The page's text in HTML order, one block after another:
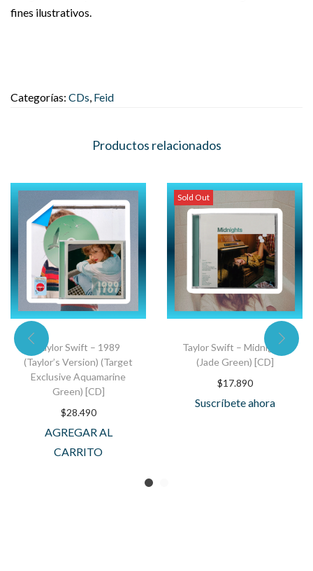
fines ilustrativos.
Categorías: CDs, Feid
Productos relacionados
Taylor Swift – 1989
(Taylor’s Version) (Target
Exclusive Aquamarine
Green) [CD]
$28.490
AGREGAR AL
CARRITO
Sold Out
Taylor Swift – Midnights
(Jade Green) [CD]
$17.890
Suscríbete ahora